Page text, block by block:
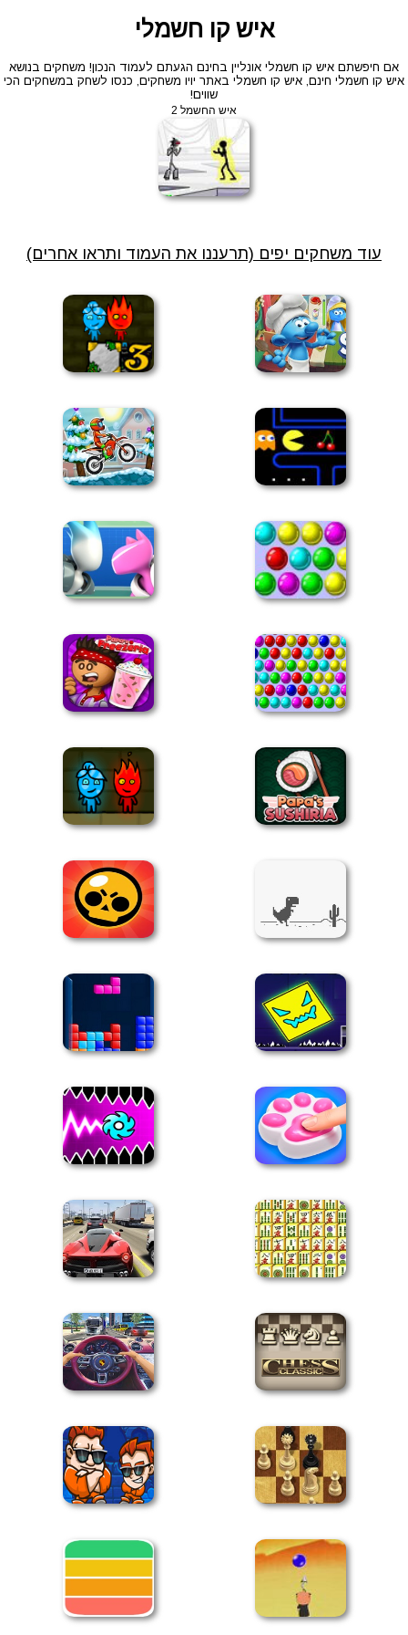
איש קו חשמלי
אם חיפשתם איש קו חשמלי אונליין בחינם הגעתם לעמוד הנכון! משחקים בנושא
איש קו חשמלי חינם, איש קו חשמלי באתר יויו משחקים, כנסו לשחק במשחקים הכי
שווים!
איש החשמל 2
עוד משחקים יפים (תרעננו את העמוד ותראו אחרים)